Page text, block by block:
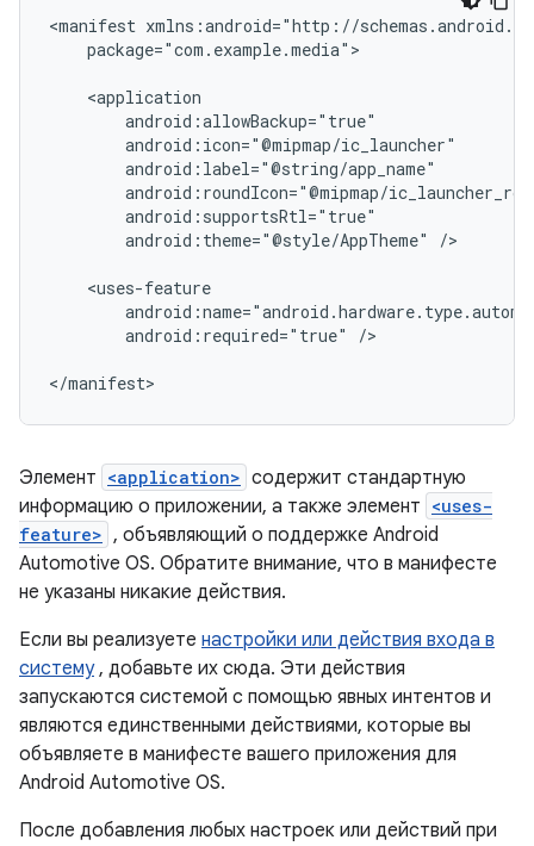
<manifest
package="com.example.media">
android:theme="@style/AppTheme"
/>
android:required="true" />
Элемент <application> содержит стандартную
информацию о приложении, а также элемент <uses-
feature> , объявляющий о поддержке Android
Automotive OS. Обратите внимание, что в манифесте
не указаны никакие действия.
Если вы реализуете настройки или действия входа в
систему, добавьте их сюда. Эти действия
запускаются системой с помощью явных интентов и
являются единственными действиями, которые вы
объявляете в манифесте вашего приложения для
Android Automotive OS.
После добавления любых настроек или действий при